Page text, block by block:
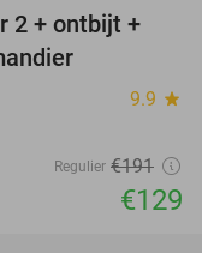
32%
2 + ontbijt +
9.9 star
Regulier €191
€129